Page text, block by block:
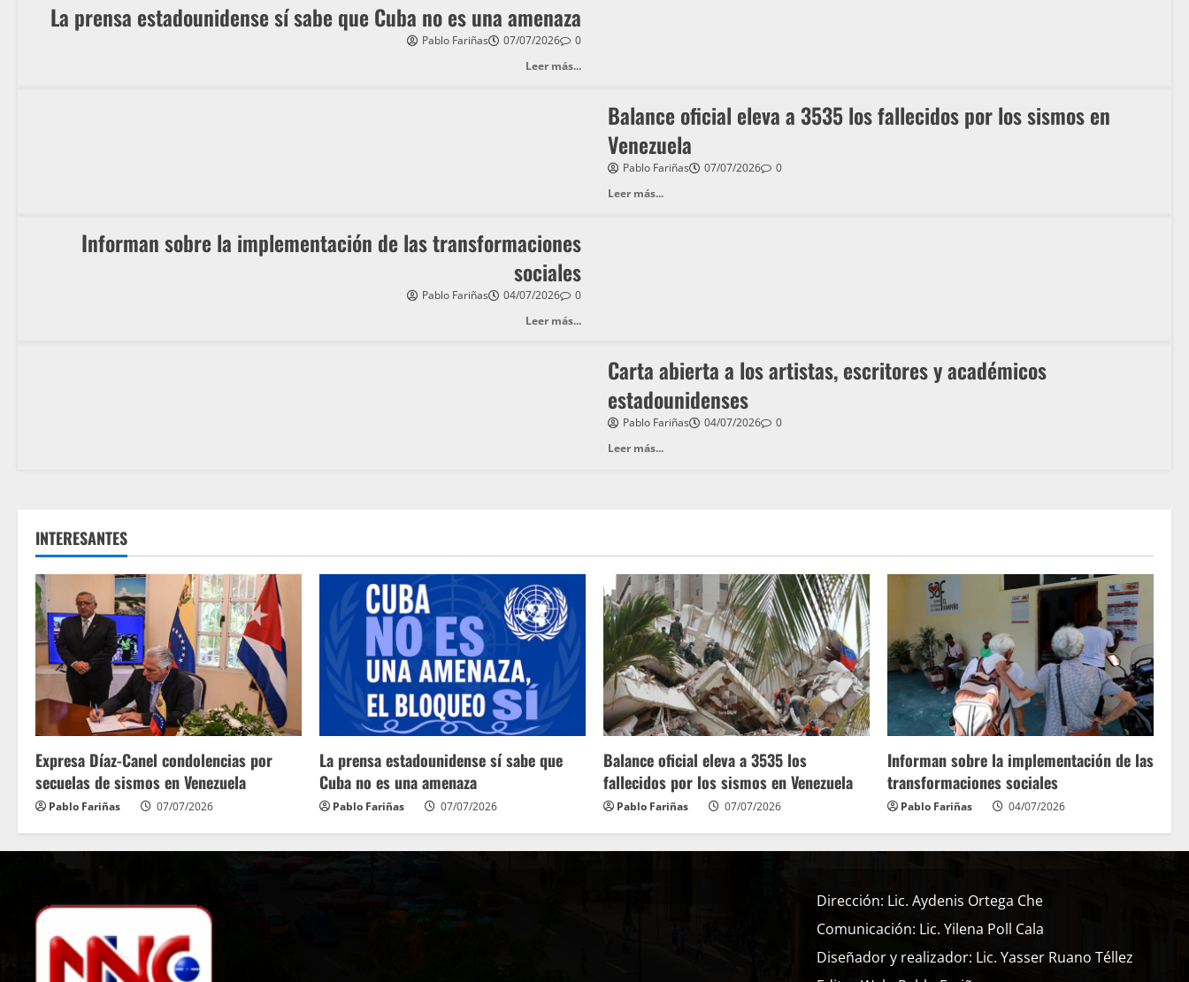
La prensa estadounidense sí sabe que Cuba no es una amenaza
Pablo Fariñas 07/07/2026
0
Leer más...
Balance oficial eleva a 3535 los fallecidos por los sismos en
Venezuela
Pablo Fariñas 07/07/2026
0
Leer más...
Informan sobre la implementación de las transformaciones
sociales
Pablo Fariñas 04/07/2026
0
Leer más...
Carta abierta a los artistas, escritores y académicos
estadounidenses
Pablo Fariñas 04/07/2026
0
Leer más...
INTERESANTES
Expresa Díaz-Canel condolencias por
secuelas de sismos en Venezuela
Pablo Fariñas 07/07/2026
La prensa estadounidense sí sabe que
Cuba no es una amenaza
Pablo Fariñas 07/07/2026
Balance oficial eleva a 3535 los
fallecidos por los sismos en Venezuela
Pablo Fariñas 07/07/2026
Informan sobre la implementación de las
transformaciones sociales
Pablo Fariñas 04/07/2026
Dirección: Lic. Aydenis Ortega Che
Comunicación: Lic. Yilena Poll Cala
Diseñador y realizador: Lic. Yasser Ruano Téllez